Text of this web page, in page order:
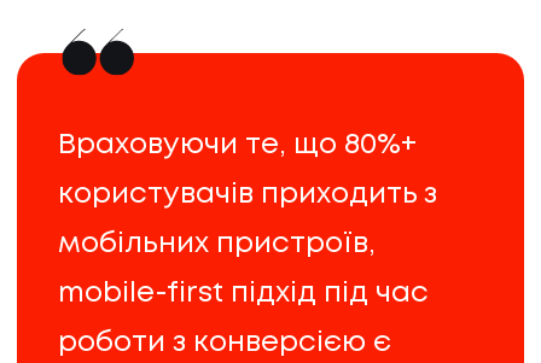
Враховуючи те, що 80%+
користувачів приходить з
мобільних пристроїв,
mobile-first підхід під час
роботи з конверсією є